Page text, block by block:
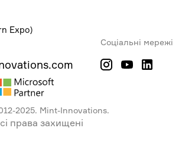
Expo)
Соціальні мережі
2025. Mint-Innovations.
права захищені